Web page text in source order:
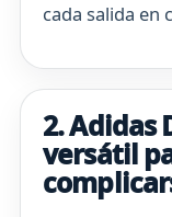
cada salida en
2. Adidas
versátil